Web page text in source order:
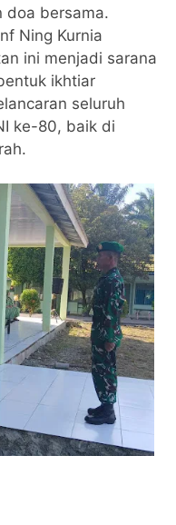
doa bersama.
Ning Kurnia
ini menjadi sarana
ikhtiar
seluruh
ke-80, baik di